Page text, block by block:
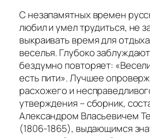
С незапамятных времен
любил и умел трудиться, не
выкраивать время для
веселья. Глубоко
бездумно повторяет:
есть пити». Лучшее
расхожего и
утверждения – сборник,
Александром Власьевичем
(1806-1865), выдающимся